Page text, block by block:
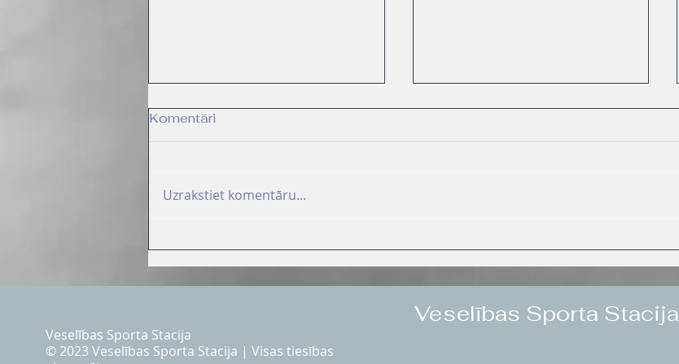
pārspīlējumiem: 6 knifi
vieglākiem svētkiem no
idejas līdz funkcionālai
ikdienas kustībai
Komentāri
Uzrakstiet komentāru...
Veselības Sporta Stacija
Veselības Sporta Stacija
© 2023 Veselības Sporta Stacija | Visas tiesības